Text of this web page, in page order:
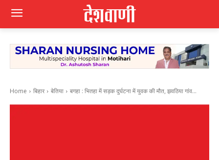
Home बिहार बेतिया बगहा : भितहा में सड़क दुर्घटना में युवक की मौत, झवठिया गांव...